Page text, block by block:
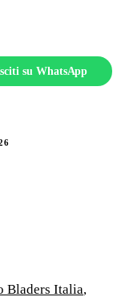
su WhatsApp
Bladers Italia,